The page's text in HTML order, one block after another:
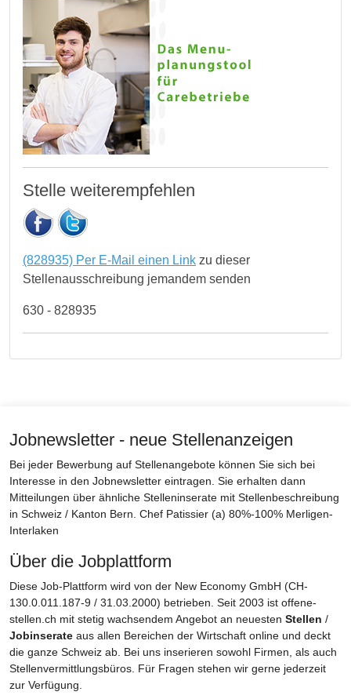
Stelle weiterempfehlen
(828935) Per E-Mail einen Link zu dieser
Stellenausschreibung jemandem senden
630 - 828935
Jobnewsletter - neue Stellenanzeigen
Bei jeder Bewerbung auf Stellenangebote können Sie sich bei
Interesse in den Jobnewsletter eintragen. Sie erhalten dann
Mitteilungen über ähnliche Stelleninserate mit Stellenbeschreibung
in Schweiz / Kanton Bern. Chef Patissier (a) 80%-100% Merligen-
Interlaken
Über die Jobplattform
Diese Job-Plattform wird von der New Economy GmbH (CH-
130.0.011.187-9 / 31.03.2000) betrieben. Seit 2003 ist offene-
stellen.ch mit stetig wachsendem Angebot an neuesten Stellen /
Jobinserate aus allen Bereichen der Wirtschaft online und deckt
die ganze Schweiz ab. Bei uns inserieren sowohl Firmen, als auch
Stellenvermittlungsbüros. Für Fragen stehen wir gerne jederzeit
zur Verfügung.